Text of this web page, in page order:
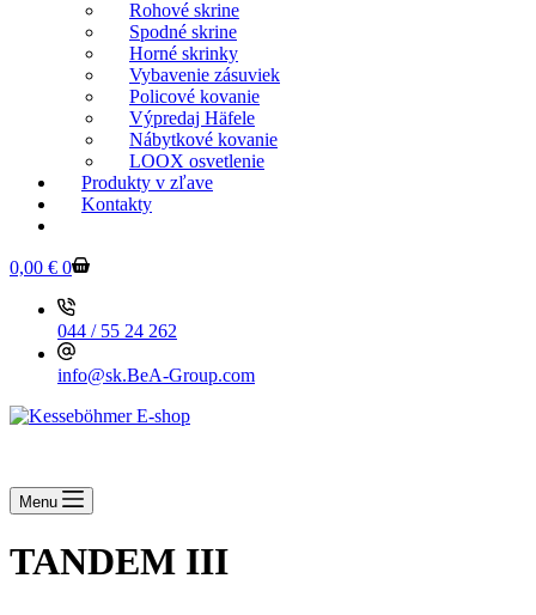
Rohové skrine
Spodné skrine
Horné skrinky
Vybavenie zásuviek
Policové kovanie
Výpredaj Häfele
Nábytkové kovanie
LOOX osvetlenie
Produkty v zľave
Kontakty
Shopping
0,00 € 0
044 / 55 24 262
info@sk.BeA-Group.com
Menu
TANDEM III